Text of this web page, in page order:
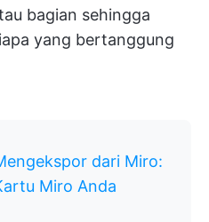
bagian sehingga
yang bertanggung
dari Miro:
Miro Anda